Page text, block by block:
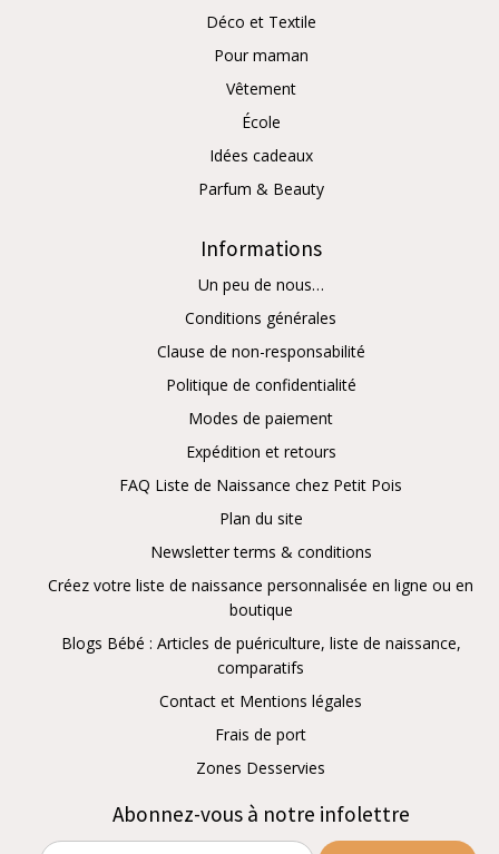
Déco et Textile
Pour maman
Vêtement
École
Idées cadeaux
Parfum & Beauty
Informations
Un peu de nous…
Conditions générales
Clause de non-responsabilité
Politique de confidentialité
Modes de paiement
Expédition et retours
FAQ Liste de Naissance chez Petit Pois
Plan du site
Newsletter terms & conditions
Créez votre liste de naissance personnalisée en ligne ou en
boutique
Blogs Bébé : Articles de puériculture, liste de naissance,
comparatifs
Contact et Mentions légales
Frais de port
Zones Desservies
Abonnez-vous à notre infolettre